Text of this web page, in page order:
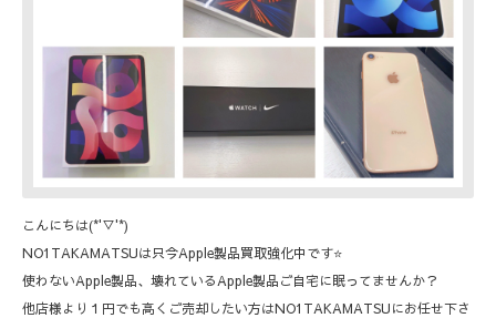
こんにちは(*'▽'*)
NO1TAKAMATSUは只今Apple製品買取強化中です⭐️
使わないApple製品、壊れているApple製品ご自宅に眠ってませんか？
他店様より１円でも高くご売却したい方はNO1TAKAMATSUにお任せ下さ